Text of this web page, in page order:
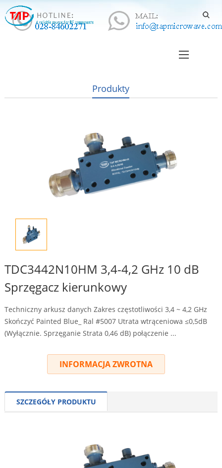
Produkty
TDC3442N10HM 3,4-4,2 GHz 10 dB
Sprzęgacz kierunkowy
Techniczny arkusz danych Zakres częstotliwości 3,4 ~ 4,2 GHz
Skończyć Painted Blue_ Ral #5007 Utrata wtrąceniowa ≤0,5dB
(Wyłącznie. Sprzęganie Strata 0,46 dB) połączenie ...
INFORMACJA ZWROTNA
SZCZEGÓŁY PRODUKTU